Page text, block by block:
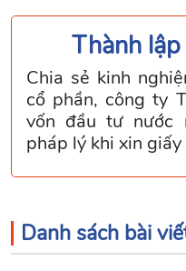
Thành
Chia sẻ kinh
cổ phần, công ty
vốn đầu tư nước
pháp lý khi xin
Danh sách bài